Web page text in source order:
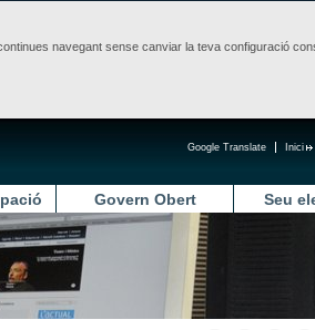
navegant sense canviar la teva configuració
Inici
Google Translate
Govern Obert Seu